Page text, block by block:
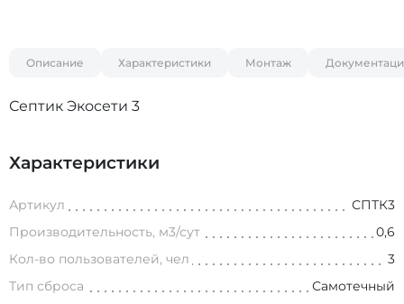
Описание Характеристики Монтаж
Септик Экосети 3
Характеристики
Артикул
СПТК3
Производительность, м3/сут
0,6
Кол-во пользователей, чел
3
Тип сброса
Самотечный